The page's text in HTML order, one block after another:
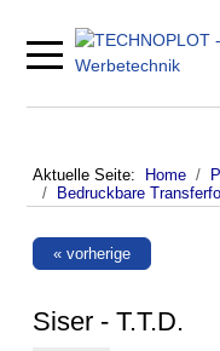
Mobile Menu Toggle
Aktuelle Seite: Home
Bedruckbare
« vorherige
Siser - T.T.D.